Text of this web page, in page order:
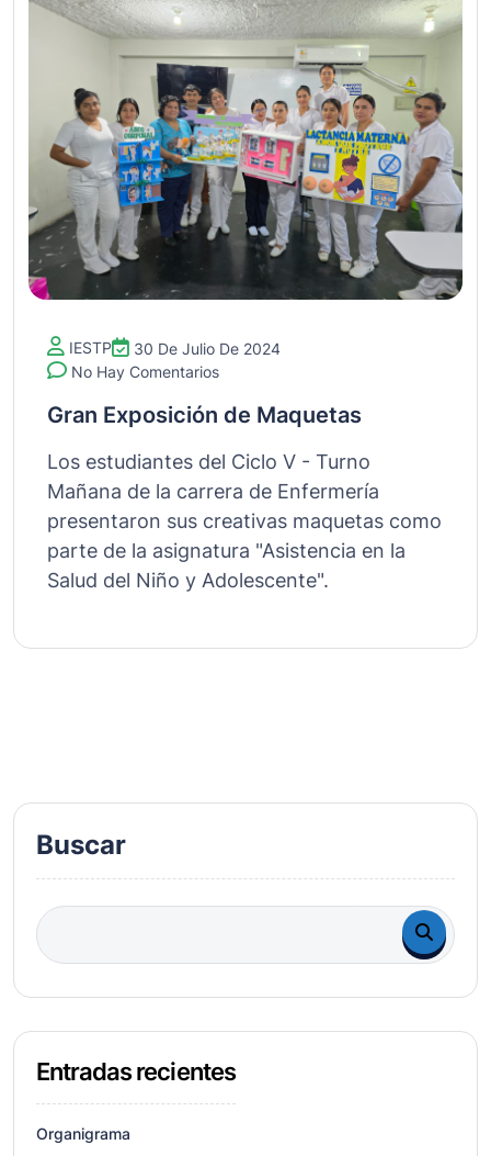
IESTP
30 De Julio De 2024
No Hay Comentarios
Gran Exposición de Maquetas
Los estudiantes del Ciclo V - Turno
Mañana de la carrera de Enfermería
presentaron sus creativas maquetas como
parte de la asignatura "Asistencia en la
Salud del Niño y Adolescente".
Buscar
Entradas recientes
Organigrama